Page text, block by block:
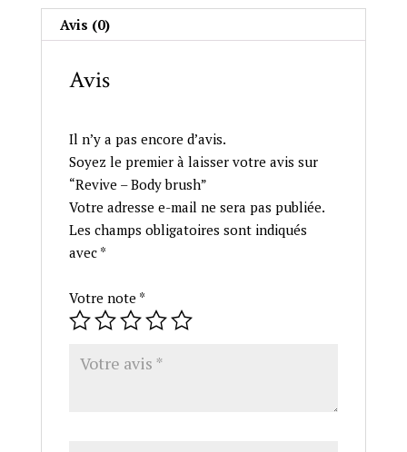
Avis (0)
Avis
Il n’y a pas encore d’avis.
Soyez le premier à laisser votre avis sur
“Revive – Body brush”
Votre adresse e-mail ne sera pas publiée.
Les champs obligatoires sont indiqués
avec *
Votre note *